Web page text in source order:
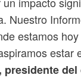
Nuestro
estamos
estar
presidente